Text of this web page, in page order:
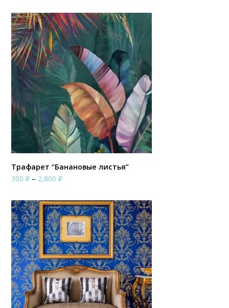
750 ₽
–
9,700 ₽
Трафарет “Банановые листья”
300₽ – 2,800₽Диапазон
300 ₽
–
2,800 ₽